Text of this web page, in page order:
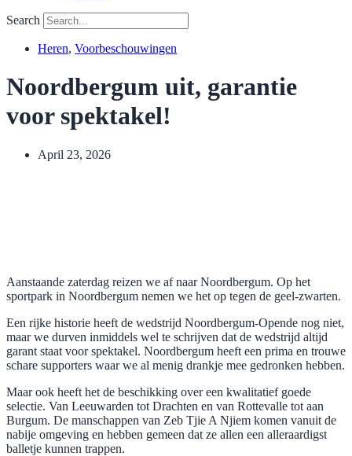
Search
Heren, Voorbeschouwingen
Noordbergum uit, garantie
voor spektakel!
April 23, 2026
Aanstaande zaterdag reizen we af naar Noordbergum. Op het
sportpark in Noordbergum nemen we het op tegen de geel-zwarten.
Een rijke historie heeft de wedstrijd Noordbergum-Opende nog niet,
maar we durven inmiddels wel te schrijven dat de wedstrijd altijd
garant staat voor spektakel. Noordbergum heeft een prima en trouwe
schare supporters waar we al menig drankje mee gedronken hebben.
Maar ook heeft het de beschikking over een kwalitatief goede
selectie. Van Leeuwarden tot Drachten en van Rottevalle tot aan
Burgum. De manschappen van Zeb Tjie A Njiem komen vanuit de
nabije omgeving en hebben gemeen dat ze allen een alleraardigst
balletje kunnen trappen.